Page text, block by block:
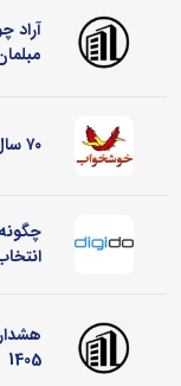
آراد
۷۰ سال تلاش برای خواب راحت ایرانی‌ها
1405